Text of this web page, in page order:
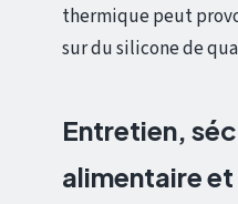
thermique peut
sur du silicone de
Entretien,
alimentaire